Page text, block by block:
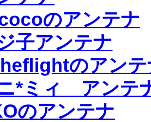
のアンテナ
子アンテナ
のアンテ
*ミィ アンテ
のアンテナ